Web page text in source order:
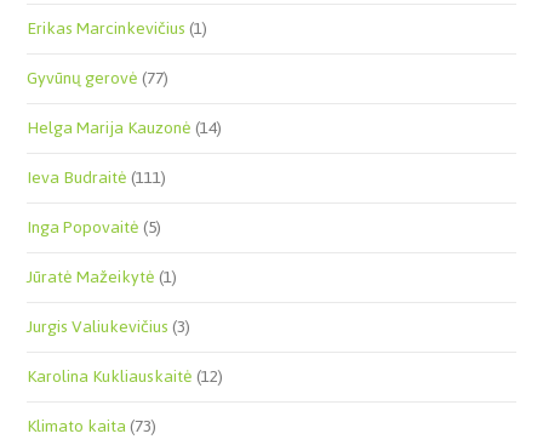
Erikas Marcinkevičius(1)
Gyvūnų gerovė(77)
Helga Marija Kauzonė(14)
Ieva Budraitė(111)
Inga Popovaitė(5)
Jūratė Mažeikytė(1)
Jurgis Valiukevičius(3)
Karolina Kukliauskaitė(12)
Klimato kaita(73)